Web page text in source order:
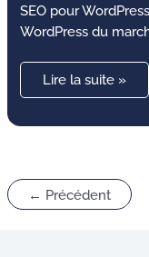
SEO pour
WordPress du
Lire la suite »
← Précédent